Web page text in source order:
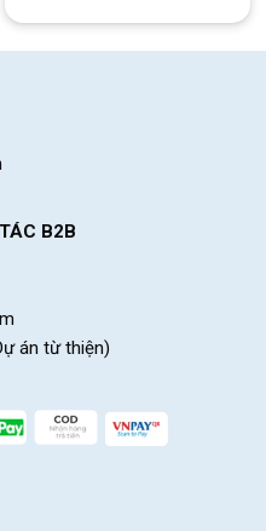
B2B
án từ thiện)